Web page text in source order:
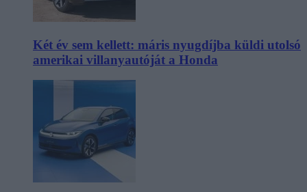
Két év sem kellett: máris nyugdíjba küldi utolsó
amerikai villanyautóját a Honda